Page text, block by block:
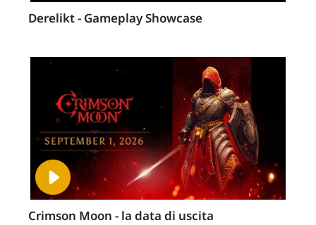
Derelikt - Gameplay Showcase
Crimson Moon - la data di uscita